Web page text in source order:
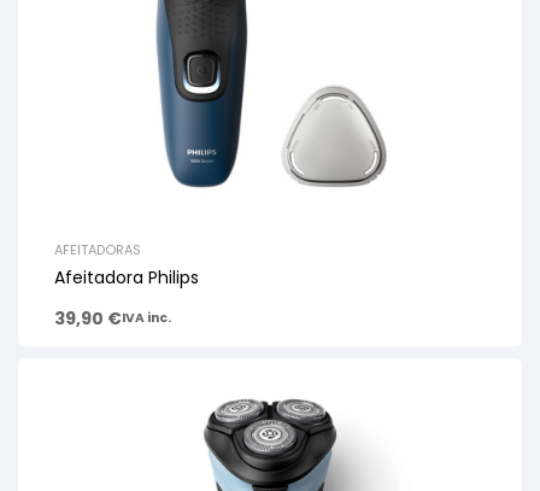
AFEITADORAS
Afeitadora Philips
39,90 €IVA inc.